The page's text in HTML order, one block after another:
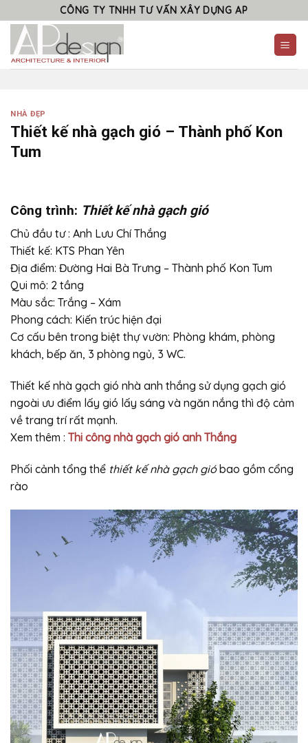
to
content
CÔNG TY TNHH TƯ VẤN XÂY DỰNG AP
NHÀ ĐẸP
Thiết kế nhà gạch gió – Thành phố Kon
Tum
Công trình: Thiết kế nhà gạch gió
Chủ đầu tư : Anh Lưu Chí Thắng
Thiết kế: KTS Phan Yên
Địa điểm: Đường Hai Bà Trưng – Thành phố Kon Tum
Qui mô: 2 tầng
Màu sắc: Trắng – Xám
Phong cách: Kiến trúc hiện đại
Cơ cấu bên trong biệt thự vườn: Phòng khám, phòng
khách, bếp ăn, 3 phòng ngủ, 3 WC.
Thiết kế nhà gạch gió nhà anh thắng sử dụng gạch gió
ngoài ưu điểm lấy gió lấy sáng và ngăn nắng thì độ cảm
về trang trí rất mạnh.
Xem thêm : Thi công nhà gạch gió anh Thắng
Phối cảnh tổng thể thiết kế nhà gạch gióbao gồm cổng
rào